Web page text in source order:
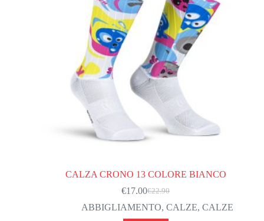
CALZA CRONO 13 COLORE BIANCO
€22.90
Il
prezzo
originale
€17.00Il
prezzo
attuale
ABBIGLIAMENTO,CALZE,CALZE